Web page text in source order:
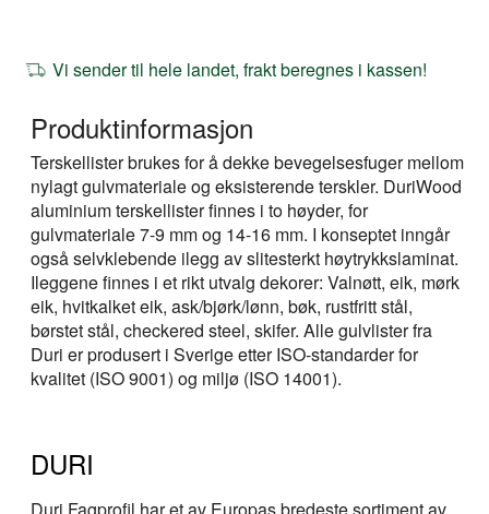
Vi sender til hele landet, frakt beregnes i kassen!
Produktinformasjon
Terskellister brukes for å dekke bevegelsesfuger mellom
nylagt gulvmateriale og eksisterende terskler. DuriWood
aluminium terskellister finnes i to høyder, for
gulvmateriale 7-9 mm og 14-16 mm. I konseptet inngår
også selvklebende ilegg av slitesterkt høytrykkslaminat.
Ileggene finnes i et rikt utvalg dekorer: Valnøtt, eik, mørk
eik, hvitkalket eik, ask/bjørk/lønn, bøk, rustfritt stål,
børstet stål, checkered steel, skifer. Alle gulvlister fra
Duri er produsert i Sverige etter ISO-standarder for
kvalitet (ISO 9001) og miljø (ISO 14001).
DURI